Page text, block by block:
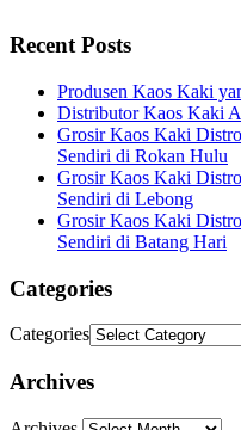
Recent Posts
Produsen Kaos Kaki
Distributor Kaos Kaki
Grosir Kaos Kaki
Sendiri di Rokan Hulu
Grosir Kaos Kaki
Sendiri di Lebong
Grosir Kaos Kaki
Sendiri di Batang Hari
Categories
Categories
Archives